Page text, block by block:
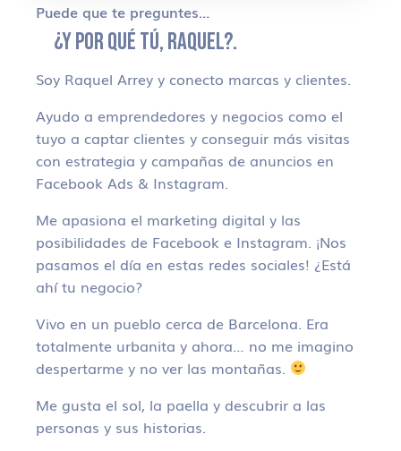
Puede que te preguntes…
¿Y POR QUÉ TÚ, RAQUEL?.
Soy Raquel Arrey y conecto marcas y clientes.
Ayudo a emprendedores y negocios como el
tuyo a captar clientes y conseguir más visitas
con estrategia y campañas de anuncios en
Facebook Ads & Instagram.
Me apasiona el marketing digital y las
posibilidades de Facebook e Instagram. ¡Nos
pasamos el día en estas redes sociales! ¿Está
ahí tu negocio?
Vivo en un pueblo cerca de Barcelona. Era
totalmente urbanita y ahora… no me imagino
despertarme y no ver las montañas.
Me gusta el sol, la paella y descubrir a las
personas y sus historias.